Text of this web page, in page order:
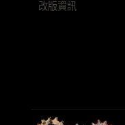
改版資訊